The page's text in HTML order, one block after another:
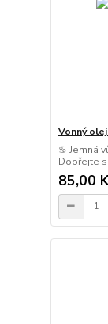
Vonný
♋ Jemná
Dopřejte
85,00